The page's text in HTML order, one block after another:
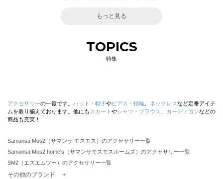
もっと見る
TOPICS
特集
アクセサリーの一覧です。 ハット・帽子やピアス・指輪 ネックレスなど定番アイテ
ムを取り揃えております。他にも スカート やシャツ・ブラウス カーディガンなどの
商品も充実！
Samansa Mos2（サマンサ モスモス）のアクセサリー一覧
Samansa Mos2 home's（サマンサモスモスホームズ）のアクセサリー一覧
SM2（エスエムツー）のアクセサリー一覧
TSUHARU by Samansa Mos2（ツハルバイサマンサモスモス）のアクセサリー一覧
その他のブランド ＋